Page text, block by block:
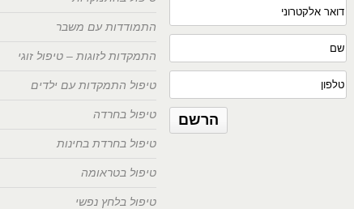
התמודדות עם משבר
התמקדות לזוגות – טיפול זוגי
טיפול התמקדות עם ילדים
טיפול בחרדה
טיפול בחרדת בחינות
טיפול בטראומה
טיפול בלחץ נפשי